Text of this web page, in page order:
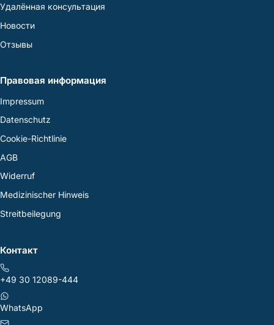
Удалённая консультация
Новости
Отзывы
Правовая информация
Impressum
Datenschutz
Cookie-Richtlinie
AGB
Widerruf
Medizinischer Hinweis
Streitbeilegung
Контакт
+49 30 12089-444
WhatsApp